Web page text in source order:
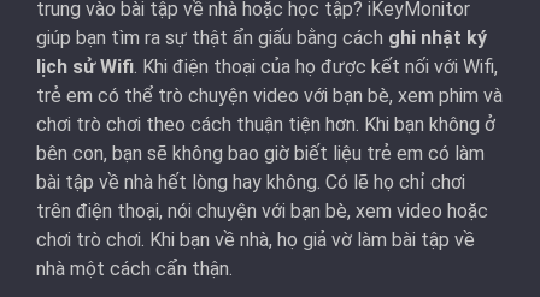
trung vào bài tập về nhà hoặc học tập? iKeyMonitor
giúp bạn tìm ra sự thật ẩn giấu bằng cách ghi nhật ký
lịch sử Wifi. Khi điện thoại của họ được kết nối với Wifi,
trẻ em có thể trò chuyện video với bạn bè, xem phim và
chơi trò chơi theo cách thuận tiện hơn. Khi bạn không ở
bên con, bạn sẽ không bao giờ biết liệu trẻ em có làm
bài tập về nhà hết lòng hay không. Có lẽ họ chỉ chơi
trên điện thoại, nói chuyện với bạn bè, xem video hoặc
chơi trò chơi. Khi bạn về nhà, họ giả vờ làm bài tập về
nhà một cách cẩn thận.